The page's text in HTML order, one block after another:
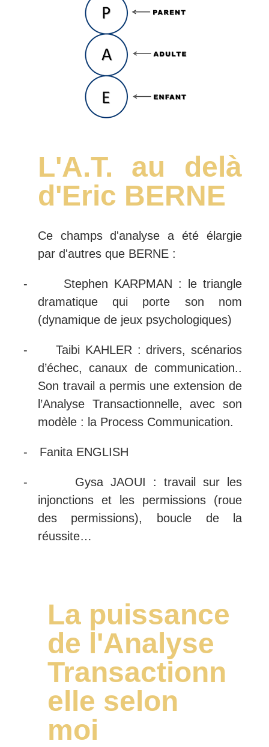
L'A.T. au delà
d'Eric BERNE
Ce champs d'analyse a été élargie
par d'autres que BERNE :
-
Stephen KARPMAN : le triangle
dramatique qui porte son nom
(dynamique de jeux psychologiques)
-
Taibi KAHLER : drivers, scénarios
d’échec, canaux de communication..
Son travail a permis une extension de
l’Analyse Transactionnelle, avec son
modèle : la Process Communication.
- Fanita ENGLISH
-
Gysa JAOUI : travail sur les
injonctions et les permissions (roue
des permissions), boucle de la
réussite…
La puissance
de l'Analyse
Transactionn
elle selon
moi